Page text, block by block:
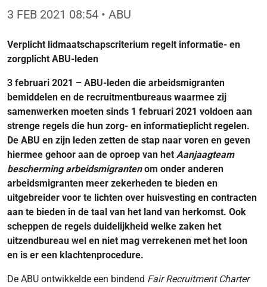
3 FEB 2021 08:54 • ABU
Verplicht lidmaatschapscriterium regelt informatie- en
zorgplicht ABU-leden
3 februari 2021 – ABU-leden die arbeidsmigranten
bemiddelen en de recruitmentbureaus waarmee zij
samenwerken moeten sinds 1 februari 2021 voldoen aan
strenge regels die hun zorg- en informatieplicht regelen.
De ABU en zijn leden zetten de stap naar voren en geven
hiermee gehoor aan de oproep van het Aanjaagteam
bescherming arbeidsmigrantenom onder anderen
arbeidsmigranten meer zekerheden te bieden en
uitgebreider voor te lichten over huisvesting en contracten
aan te bieden in de taal van het land van herkomst. Ook
scheppen de regels duidelijkheid welke zaken het
uitzendbureau wel en niet mag verrekenen met het loon
en is er een klachtenprocedure.
De ABU ontwikkelde een bindend Fair Recruitment Charter